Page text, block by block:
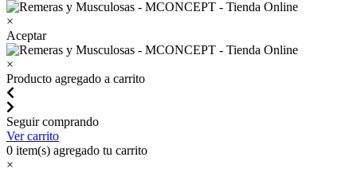
×
Aceptar
×
Producto agregado a carrito
Seguir comprando
Ver carrito
0 item(s) agregado tu carrito
×